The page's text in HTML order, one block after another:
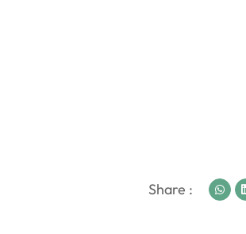
Share :